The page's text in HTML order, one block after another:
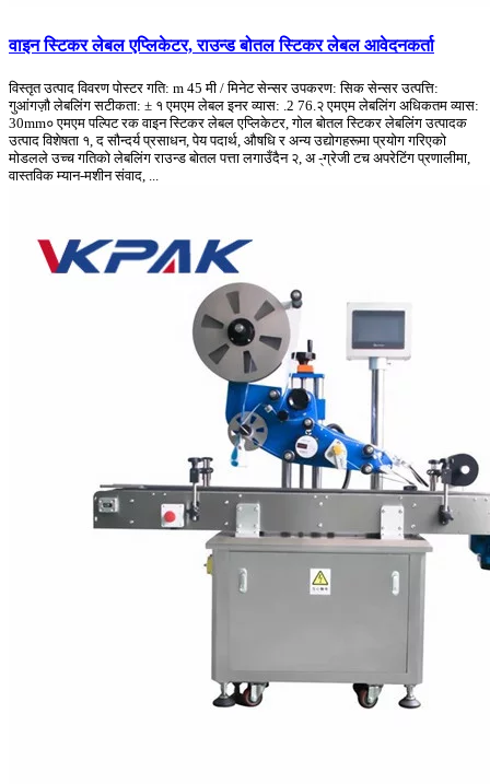
वाइन स्टिकर लेबल एप्लिकेटर, राउन्ड बोतल स्टिकर लेबल आवेदनकर्ता
विस्तृत उत्पाद विवरण पोस्टर गति: m 45 मी / मिनेट सेन्सर उपकरण: सिक सेन्सर उत्पत्ति:
गुआंगज़ौ लेबलिंग सटीकता: ± १ एमएम लेबल इनर व्यास: .2 76.२ एमएम लेबलिंग अधिकतम व्यास:
30mm० एमएम पल्पिट रक वाइन स्टिकर लेबल एप्लिकेटर, गोल बोतल स्टिकर लेबलिंग उत्पादक
उत्पाद विशेषता १, द सौन्दर्य प्रसाधन, पेय पदार्थ, औषधि र अन्य उद्योगहरूमा प्रयोग गरिएको
मोडलले उच्च गतिको लेबलिंग राउन्ड बोतल पत्ता लगाउँदैन २, अ -्ग्रेजी टच अपरेटिंग प्रणालीमा,
वास्तविक म्यान-मशीन संवाद, ...